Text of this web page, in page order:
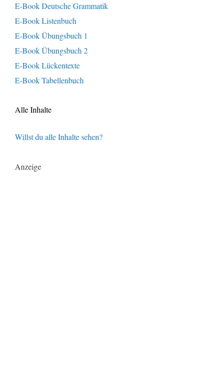
E-Book Deutsche Grammatik
E-Book Listenbuch
E-Book Übungsbuch 1
E-Book Übungsbuch 2
E-Book Lückentexte
E-Book Tabellenbuch
Alle Inhalte
Willst du alle Inhalte sehen?
Anzeige